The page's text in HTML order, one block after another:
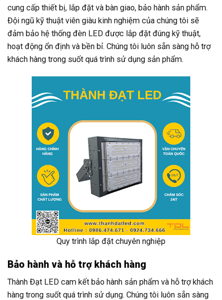
cung cấp thiết bị, lắp đặt và bàn giao, bảo hành sản phẩm.
Đội ngũ kỹ thuật viên giàu kinh nghiệm của chúng tôi sẽ
đảm bảo hệ thống đèn LED được lắp đặt đúng kỹ thuật,
hoạt động ổn định và bền bỉ. Chúng tôi luôn sẵn sàng hỗ trợ
khách hàng trong suốt quá trình sử dụng sản phẩm.
Quy trình lắp đặt chuyên nghiệp
Bảo hành và hỗ trợ khách hàng
Thành Đạt LED cam kết bảo hành sản phẩm và hỗ trợ khách
hàng trong suốt quá trình sử dụng. Chúng tôi luôn sẵn sàng